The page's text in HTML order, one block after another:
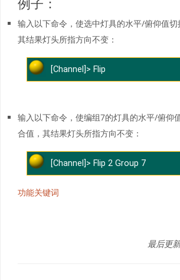
例子：
输入以下命令，使选中灯具的水平/俯仰值切
其结果灯头所指方向不变：
[Channel]> Flip
输入以下命令，使编组7的灯具的水平/俯仰
合值，其结果灯头所指方向不变：
[Channel]> Flip 2 Group 7
功能关键词
最后更